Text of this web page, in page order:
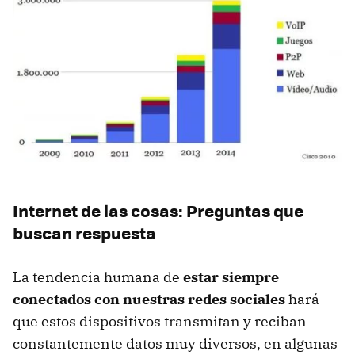
Internet de las cosas: Preguntas que
buscan respuesta
La tendencia humana de estar siempre
conectados con nuestras redes socialeshará
que estos dispositivos transmitan y reciban
constantemente datos muy diversos, en algunas